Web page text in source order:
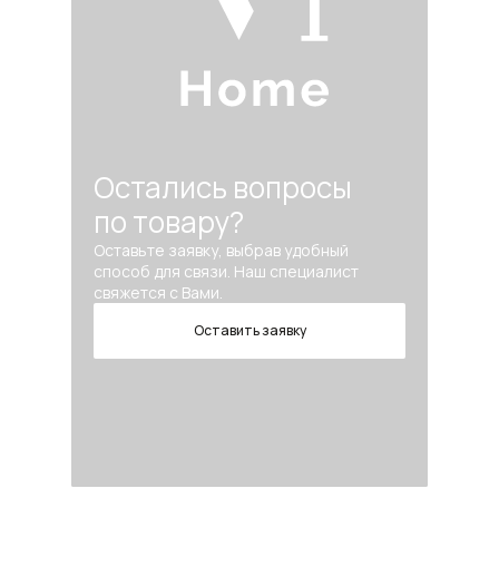
Остались вопросы
по товару?
Оставьте заявку, выбрав удобный
способ для связи. Наш специалист
свяжется с Вами.
Оставить заявку